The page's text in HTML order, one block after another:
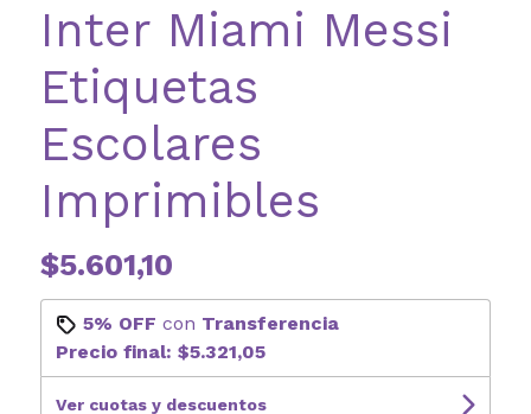
Inter Miami Messi
Etiquetas
Escolares
Imprimibles
$5.601,10
5% OFF con Transferencia
Precio final: $5.321,05
Ver cuotas y descuentos